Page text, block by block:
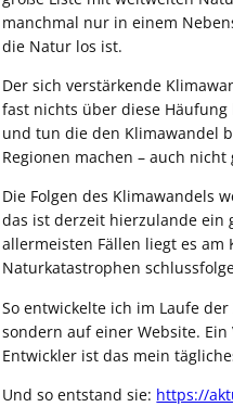
manchmal nur in einem
die Natur los ist.
Der sich verstärkende
fast nichts über diese
und tun die den Klimawandel
Regionen machen – auch
Die Folgen des Klimawandels
das ist derzeit hierzulande ein
allermeisten Fällen liegt es
Naturkatastrophen
So entwickelte ich im Laufe
sondern auf einer Website.
Entwickler ist das mein
Und so entstand sie: https://